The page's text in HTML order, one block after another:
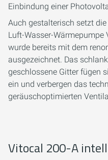
Einbindung einer
Auch gestalterisch setzt
Luft-Wasser-
wurde bereits mit dem
ausgezeichnet. Das
geschlossene Gitter fügen
ein und verbergen das
geräuschoptimierten
Vitocal 200-A